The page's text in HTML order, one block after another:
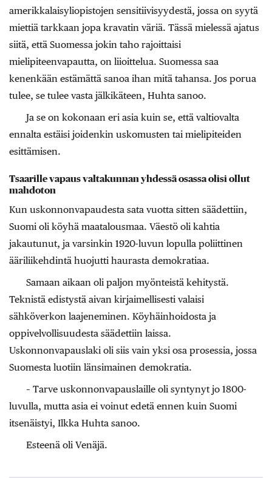
amerikkalaisyliopistojen sensitiivisyydestä, jossa on syytä
miettiä tarkkaan jopa kravatin väriä. Tässä mielessä ajatus
siitä, että Suomessa jokin taho rajoittaisi
mielipiteenvapautta, on liioittelua. Suomessa saa
kenenkään estämättä sanoa ihan mitä tahansa. Jos porua
tulee, se tulee vasta jälkikäteen, Huhta sanoo.
Ja se on kokonaan eri asia kuin se, että valtiovalta
ennalta estäisi joidenkin uskomusten tai mielipiteiden
esittämisen.
Tsaarille vapaus valtakunnan yhdessä osassa olisi ollut
mahdoton
Kun uskonnonvapaudesta sata vuotta sitten säädettiin,
Suomi oli köyhä maatalousmaa. Väes­tö oli kahtia
jakautunut, ja varsinkin 1920-luvun lopulla poliittinen
ääriliikehdintä huojutti haurasta demokratiaa.
Samaan aikaan oli paljon myönteistä kehitystä.
Teknistä edistystä aivan kirjaimellisesti valaisi
sähköverkon laajeneminen. Köyhäinhoidosta ja
oppivelvollisuudesta säädettiin laissa.
Uskonnonvapauslaki oli siis vain yksi osa prosessia, jossa
Suomesta luotiin länsimainen demokratia.
– Tarve uskonnonvapauslaille oli syntynyt jo 1800-
luvulla, mutta asia ei voinut edetä ennen kuin Suomi
itsenäistyi, Ilkka Huhta sanoo.
Esteenä oli Venäjä.